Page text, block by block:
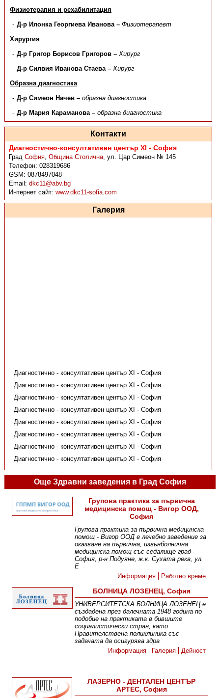
Физиотерапия и рехабилитация
Д-р Илонка Георгиева Иванова – Физиотерапевт
Хирургия
Д-р Григор Борисов Григоров – Хирург
Д-р Силвия Иванова Стаева – Хирург
Образна диагностика
Д-р Симеон Начев – образна диагностика
Д-р Мария Караманова – образна диагностика
Контакти
Диагностично-консултативен център XI - София
ГрадСофия,Община Столична,ул. Цар Симеон № 145
Телефон:028319686
GSM:0878497048
Email:dkc11@abv.bg
Интернет сайт:www.dkc11-sofia.com
Галерия
Диагностично - консултативен център XI - София
Диагностично - консултативен център XI - София
Диагностично - консултативен център XI - София
Диагностично - консултативен център XI - София
Диагностично - консултативен център XI - София
Диагностично - консултативен център XI - София
Диагностично - консултативен център XI - София
Диагностично - консултативен център XI - София
Още Здравни заведения в Град София
Групова практика за първична
медицинска помощ - Вигор ООД,
София
Групова практика за първична медицинска
помощ - Вигор ООД е лечебно заведение за
оказване на първична, извънболнична
медицинска помощ със седалище град
София, р-н Подуяне, ж.к. Сухата река, ул.
Е
Информация
Работно време
БОЛНИЦА ЛОЗЕНЕЦ, София
УНИВЕРСИТЕТСКА БОЛНИЦА ЛОЗЕНЕЦ е
създадена през далечната 1948 година по
подобие на практиката в бившите
социалистически стран, като
Правителствена поликлиника със
задачата да осигурява здра
Информация
Галерия Дейност
ЛАЗЕРНО - ДЕНТАЛЕН ЦЕНТЪР
АРТЕС, София